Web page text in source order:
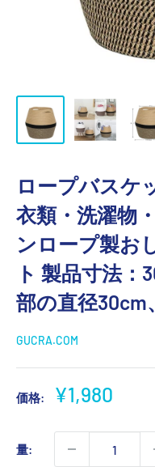
ロープバス
衣類・洗濯物
ンロープ製お
ト 製品寸法：
部の直径30cm
GUCRA.COM
価格:
販
価
格
¥1,980
量: